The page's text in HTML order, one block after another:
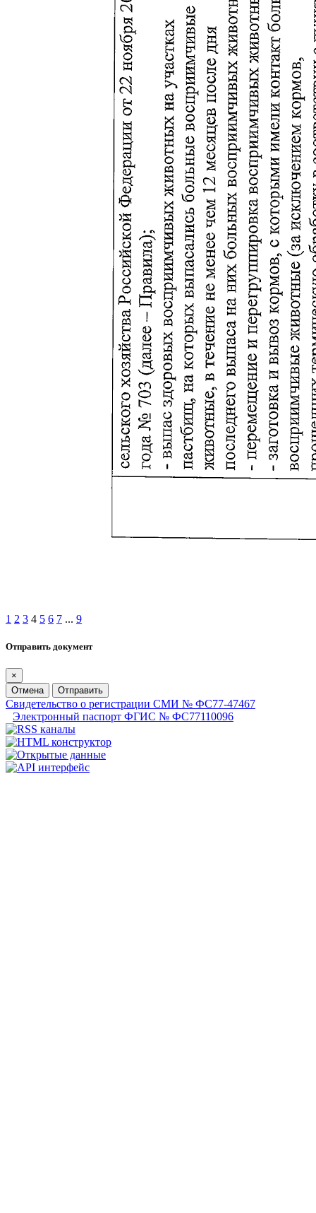
1 2 3 4 5 6 7 ... 9
Отправить документ
×
Отмена
Отправить
Свидетельство о регистрации СМИ № ФС77-47467
Электронный паспорт ФГИС № ФС77110096